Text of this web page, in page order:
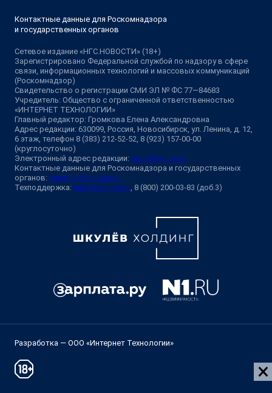
Контактные данные для Роскомнадзора
и государственных органов
Сетевое издание «НГС.НОВОСТИ» (18+)
Зарегистрировано Федеральной службой по надзору в сфере
связи, информационных технологий и массовых коммуникаций
(Роскомнадзор)
Свидетельство о регистрации СМИ ЭЛ № ФС 77—84683
Учредитель: Общество с ограниченной ответственностью
«ИНТЕРНЕТ ТЕХНОЛОГИИ»
Главный редактор: Громкова Елена Александровна
Адрес редакции: 630099, Россия, Новосибирск, ул. Ленина, д. 12,
6 этаж, телефон 8 (383) 212-52-52, 8 (923) 157-00-00
(круглосуточно)
Электронный адрес редакции: ngs@shkulev.ru
Контактные данные для Роскомнадзора и государственных
органов: juristnsk@shkulev.ru
Техподдержка: help@shkulev.ru , 8 (800) 200-03-83 (доб.3)
Разработка — ООО «Интернет Технологии»